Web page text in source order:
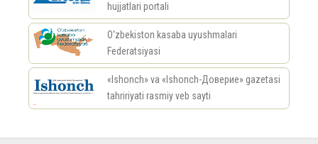
hujjatlari portali
O‘zbekiston kasaba uyushmalari
Federatsiyasi
«Ishonch» va «Ishonch-Доверие» gazetasi
tahririyati rasmiy veb sayti